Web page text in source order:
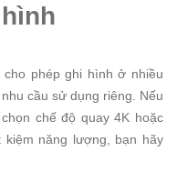
phép ghi hình ở nhiều
cầu sử dụng riêng.
Nếu
chế độ quay 4K hoặc
năng lượng, bạn hãy